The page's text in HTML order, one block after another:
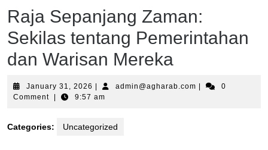
Raja Sepanjang Zaman:
Sekilas tentang Pemerintahan
dan Warisan Mereka
January 31, 2026 January
31,
admin@agharab.com
0
Comment
9:57 am
Categories: Uncategorized